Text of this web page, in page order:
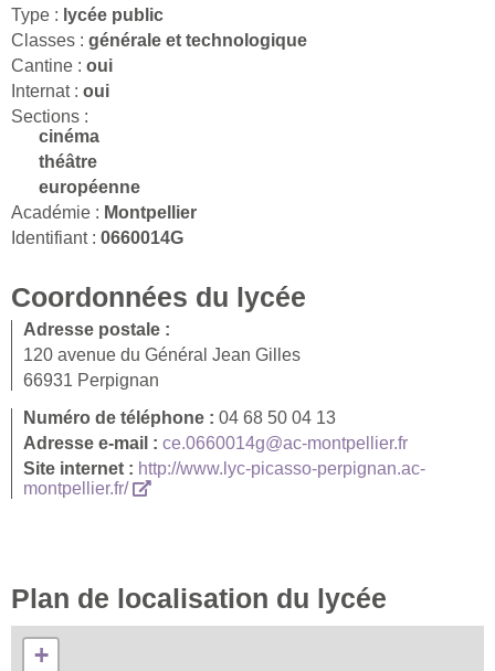
Type : lycée public
Classes : générale et technologique
Cantine : oui
Internat : oui
Sections :
cinéma
théâtre
européenne
Académie : Montpellier
Identifiant : 0660014G
Coordonnées du lycée
Adresse postale :
120 avenue du Général Jean Gilles
66931 Perpignan
Numéro de téléphone : 04 68 50 04 13
Adresse e-mail : ce.0660014g@ac-montpellier.fr
Site internet : http://www.lyc-picasso-perpignan.ac-
montpellier.fr/
Plan de localisation du lycée
+